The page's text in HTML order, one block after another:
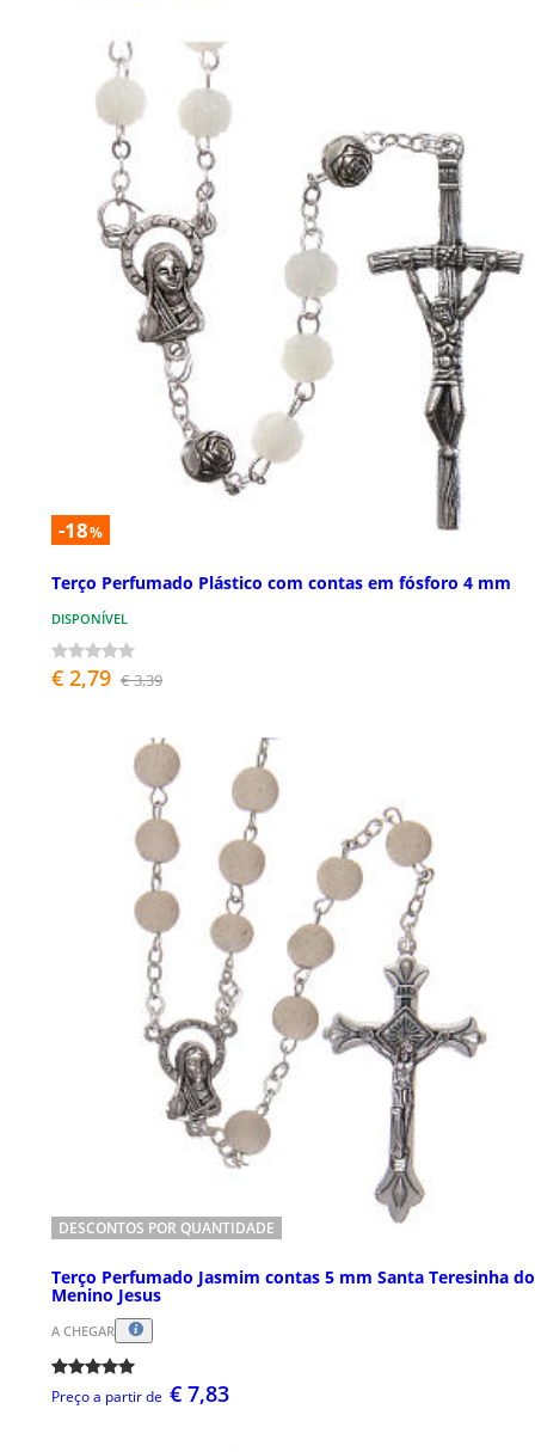
-18%
Terço Perfumado Plástico com contas em fósforo 4 mm
DISPONÍVEL
€ 2,79 € 3,39
DESCONTOS POR QUANTIDADE
Terço Perfumado Jasmim contas 5 mm Santa Teresinha do
Menino Jesus
A CHEGAR
Preço a partir de € 7,83